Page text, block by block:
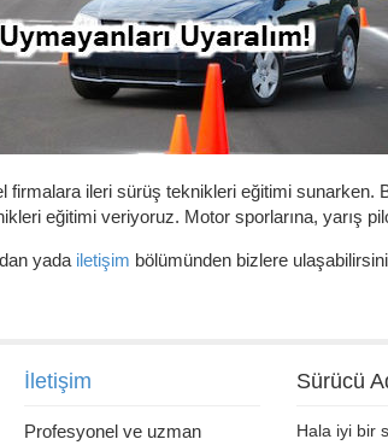
firmalara ileri sürüş teknikleri eğitimi sunarken.
eğitimi veriyoruz. Motor sporlarına, yarış
yada iletişim bölümünden bizlere
İletişim
Profesyonel ve uzman
Sürücü
Hala iyi bir